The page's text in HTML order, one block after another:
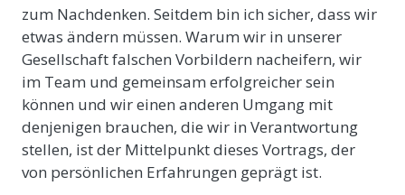
zum Nachdenken. Seitdem bin ich sicher, dass wir
etwas ändern müssen. Warum wir in unserer
Gesellschaft falschen Vorbildern nacheifern, wir
im Team und gemeinsam erfolgreicher sein
können und wir einen anderen Umgang mit
denjenigen brauchen, die wir in Verantwortung
stellen, ist der Mittelpunkt dieses Vortrags, der
von persönlichen Erfahrungen geprägt ist.